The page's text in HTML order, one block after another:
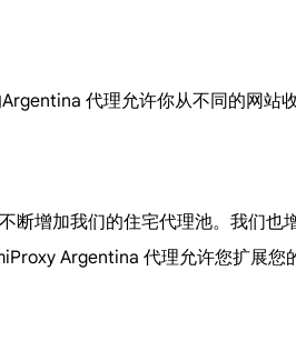
代理允许你从不同的网站
断增加我们的住宅代理池。我们也
Argentina 代理允许您扩展